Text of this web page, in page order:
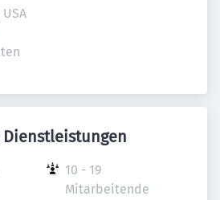
Dienstleistungen
10 - 19
Mitarbeitende